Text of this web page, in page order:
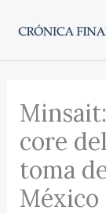
core
toma
México